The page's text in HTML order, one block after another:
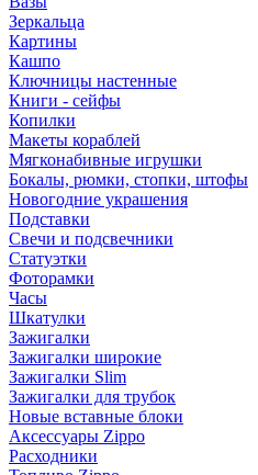
Зеркальца
Картины
Кашпо
Ключницы настенные
Книги - сейфы
Копилки
Макеты кораблей
Мягконабивные игрушки
Бокалы, рюмки, стопки, штофы
Новогодние украшения
Подставки
Свечи и подсвечники
Статуэтки
Фоторамки
Часы
Шкатулки
Зажигалки
Зажигалки широкие
Зажигалки Slim
Зажигалки для трубок
Новые вставные блоки
Аксессуары Zippo
Расходники